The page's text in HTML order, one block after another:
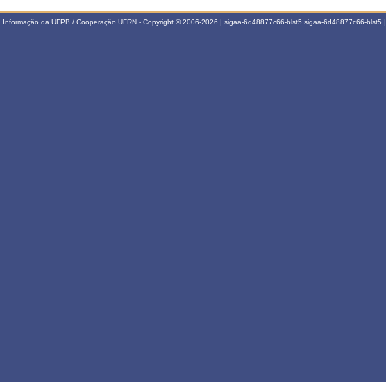
da UFPB / Cooperação UFRN - Copyright © 2006-2026 | sigaa-6d48877c66-blst5.sigaa-6d48877c66-blst5 |